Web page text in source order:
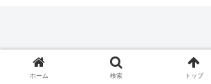
ホーム 検索 トップ